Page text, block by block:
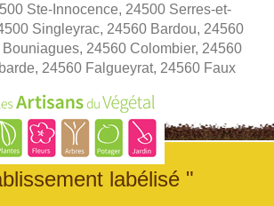
Ste-Innocence, 24500 Serres-et-
Singleyrac, 24560 Bardou, 24560
24560 Colombier, 24560
24560 Falgueyrat, 24560 Faux
labélisé "